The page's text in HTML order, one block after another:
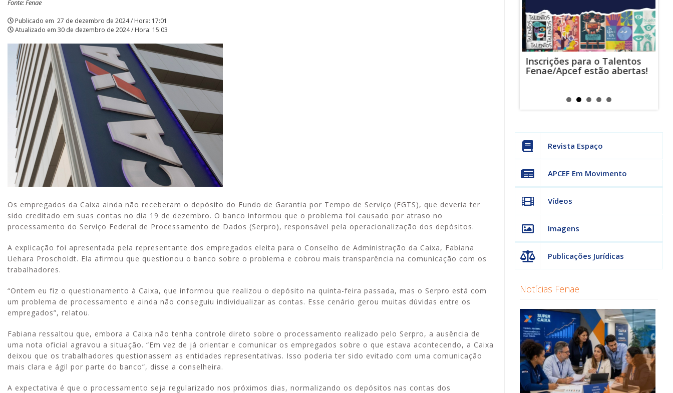
dos
empregados
da
Caixa
APCEF/SP
Fonte: Fenae
Publicado em 27 de dezembro de 2024 / Hora: 17:01
Atualizado em 30 de dezembro de 2024 / Hora: 15:03
Os empregados da Caixa ainda não receberam o depósito do Fundo de Garantia por Tempo de Serviço (FGTS), que deveria ter
sido creditado em suas contas no dia 19 de dezembro. O banco informou que o problema foi causado por atraso no
processamento do Serviço Federal de Processamento de Dados (Serpro), responsável pela operacionalização dos depósitos.
A explicação foi apresentada pela representante dos empregados eleita para o Conselho de Administração da Caixa, Fabiana
Uehara Proscholdt. Ela afirmou que questionou o banco sobre o problema e cobrou mais transparência na comunicação com os
trabalhadores.
“Ontem eu fiz o questionamento à Caixa, que informou que realizou o depósito na quinta-feira passada, mas o Serpro está com
um problema de processamento e ainda não conseguiu individualizar as contas. Esse cenário gerou muitas dúvidas entre os
empregados”, relatou.
Fabiana ressaltou que, embora a Caixa não tenha controle direto sobre o processamento realizado pelo Serpro, a ausência de
uma nota oficial agravou a situação. “Em vez de já orientar e comunicar os empregados sobre o que estava acontecendo, a Caixa
deixou que os trabalhadores questionassem as entidades representativas. Isso poderia ter sido evitado com uma comunicação
mais clara e ágil por parte do banco”, disse a conselheira.
A expectativa é que o processamento seja regularizado nos próximos dias, normalizando os depósitos nas contas dos
Inscrições para o Talentos
Fenae/Apcef estão abertas!
Revista Espaço
APCEF Em Movimento
Vídeos
Imagens
Publicações Jurídicas
Notícias Fenae